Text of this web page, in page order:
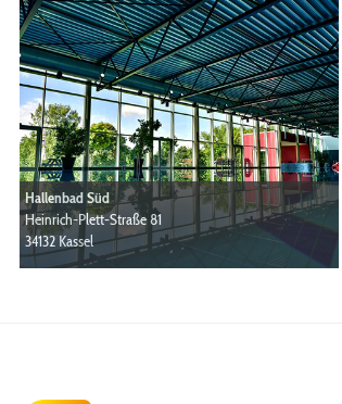
Hallenbad Süd
Heinrich-Plett-Straße 81
34132 Kassel